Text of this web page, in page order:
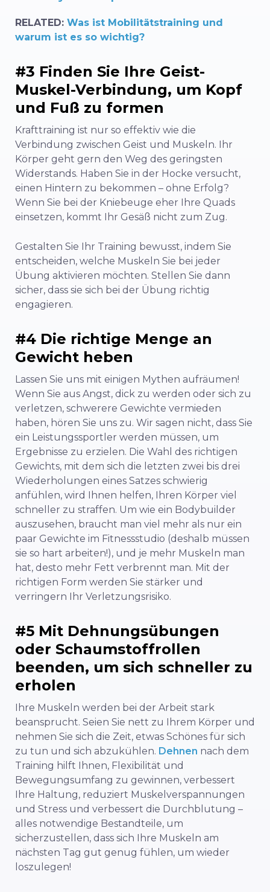
RELATED: Was ist Mobilitätstraining und
warum ist es so wichtig?
#3 Finden Sie Ihre Geist-
Muskel-Verbindung, um Kopf
und Fuß zu formen
Krafttraining ist nur so effektiv wie die
Verbindung zwischen Geist und Muskeln. Ihr
Körper geht gern den Weg des geringsten
Widerstands. Haben Sie in der Hocke versucht,
einen Hintern zu bekommen – ohne Erfolg?
Wenn Sie bei der Kniebeuge eher Ihre Quads
einsetzen, kommt Ihr Gesäß nicht zum Zug.
Gestalten Sie Ihr Training bewusst, indem Sie
entscheiden, welche Muskeln Sie bei jeder
Übung aktivieren möchten. Stellen Sie dann
sicher, dass sie sich bei der Übung richtig
engagieren.
#4 Die richtige Menge an
Gewicht heben
Lassen Sie uns mit einigen Mythen aufräumen!
Wenn Sie aus Angst, dick zu werden oder sich zu
verletzen, schwerere Gewichte vermieden
haben, hören Sie uns zu. Wir sagen nicht, dass Sie
ein Leistungssportler werden müssen, um
Ergebnisse zu erzielen. Die Wahl des richtigen
Gewichts, mit dem sich die letzten zwei bis drei
Wiederholungen eines Satzes schwierig
anfühlen, wird Ihnen helfen, Ihren Körper viel
schneller zu straffen. Um wie ein Bodybuilder
auszusehen, braucht man viel mehr als nur ein
paar Gewichte im Fitnessstudio (deshalb müssen
sie so hart arbeiten!), und je mehr Muskeln man
hat, desto mehr Fett verbrennt man. Mit der
richtigen Form werden Sie stärker und
verringern Ihr Verletzungsrisiko.
#5 Mit Dehnungsübungen
oder Schaumstoffrollen
beenden, um sich schneller zu
erholen
Ihre Muskeln werden bei der Arbeit stark
beansprucht. Seien Sie nett zu Ihrem Körper und
nehmen Sie sich die Zeit, etwas Schönes für sich
zu tun und sich abzukühlen. Dehnen nach dem
Training hilft Ihnen, Flexibilität und
Bewegungsumfang zu gewinnen, verbessert
Ihre Haltung, reduziert Muskelverspannungen
und Stress und verbessert die Durchblutung –
alles notwendige Bestandteile, um
sicherzustellen, dass sich Ihre Muskeln am
nächsten Tag gut genug fühlen, um wieder
loszulegen!